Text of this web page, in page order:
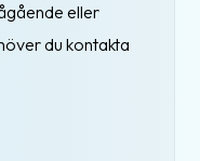
eller
du kontakta